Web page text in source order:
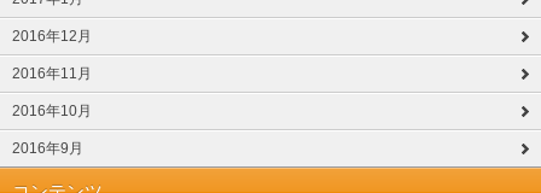
2016年12月
2016年11月
2016年10月
2016年9月